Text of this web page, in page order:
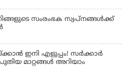
സംരംഭക സ്വപ്നങ്ങൾക്ക്
ഇനി എളുപ്പം! സർക്കാർ
മാറ്റങ്ങൾ അറിയാം